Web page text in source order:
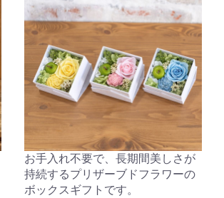
お手入れ不要で、長期間美しさが
持続するプリザーブドフラワーの
ボックスギフトです。